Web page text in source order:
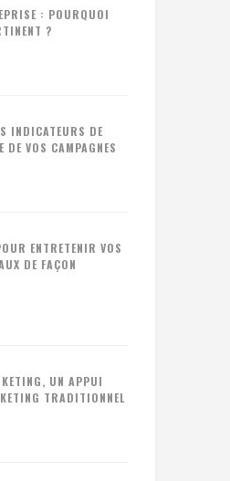
: POURQUOI
?
INDICATEURS DE
DE VOS CAMPAGNES
ENTRETENIR VOS
DE FAÇON
UN APPUI
TRADITIONNEL